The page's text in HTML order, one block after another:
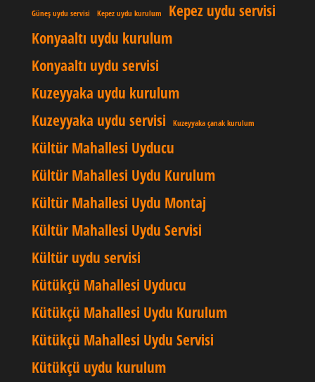
Güneş uydu servisi Kepez uydu kurulum
Kepez uydu servisi
Konyaaltı uydu kurulum
Konyaaltı uydu servisi
Kuzeyyaka uydu kurulum
Kuzeyyaka uydu servisi
Kuzeyyaka çanak kurulum
Kültür Mahallesi Uyducu
Kültür Mahallesi Uydu Kurulum
Kültür Mahallesi Uydu Montaj
Kültür Mahallesi Uydu Servisi
Kültür uydu servisi
Kütükçü Mahallesi Uyducu
Kütükçü Mahallesi Uydu Kurulum
Kütükçü Mahallesi Uydu Servisi
Kütükçü uydu kurulum